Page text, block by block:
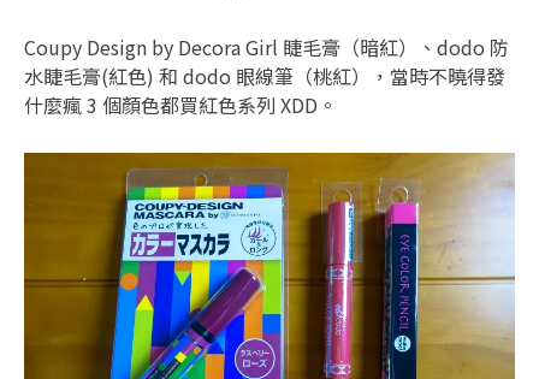
Coupy Design by Decora Girl 睫毛膏（暗紅）、dodo 防
水睫毛膏(紅色) 和 dodo 眼線筆（桃紅），當時不曉得發
什麼瘋 3 個顏色都買紅色系列 XDD。